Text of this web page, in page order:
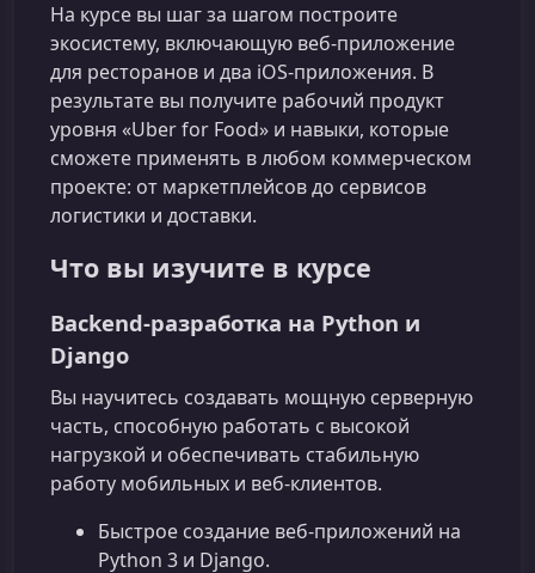
На курсе вы шаг за шагом построите
экосистему, включающую веб-приложение
для ресторанов и два iOS‑приложения. В
результате вы получите рабочий продукт
уровня «Uber for Food» и навыки, которые
сможете применять в любом коммерческом
проекте: от маркетплейсов до сервисов
логистики и доставки.
Что вы изучите в курсе
Backend-разработка на Python и
Django
Вы научитесь создавать мощную серверную
часть, способную работать с высокой
нагрузкой и обеспечивать стабильную
работу мобильных и веб‑клиентов.
Быстрое создание веб‑приложений на
Python 3 и Django.